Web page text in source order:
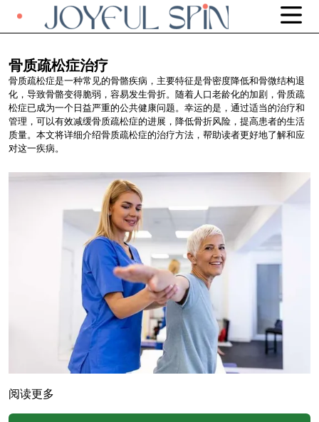
骨质疏松症治疗
骨质疏松症是一种常见的骨骼疾病，主要特征是骨密度降低和骨微结构退
化，导致骨骼变得脆弱，容易发生骨折。随着人口老龄化的加剧，骨质疏
松症已成为一个日益严重的公共健康问题。幸运的是，通过适当的治疗和
管理，可以有效减缓骨质疏松症的进展，降低骨折风险，提高患者的生活
质量。本文将详细介绍骨质疏松症的治疗方法，帮助读者更好地了解和应
对这一疾病。
阅读更多